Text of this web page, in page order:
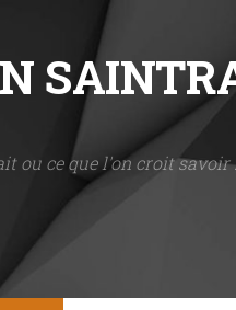
ou ce que l'on croit